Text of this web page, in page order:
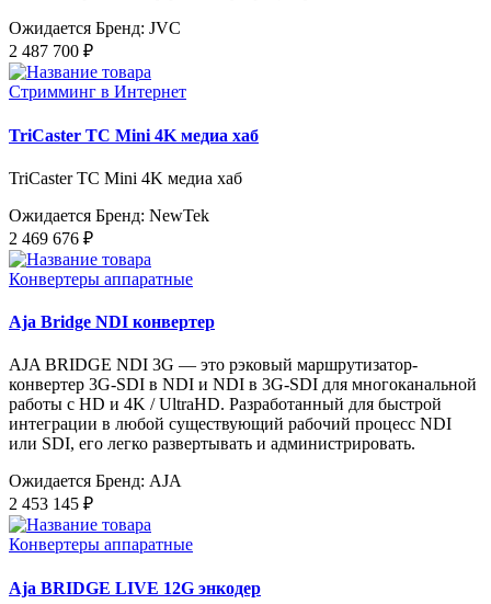
Ожидается Бренд: JVC
2 487 700 ₽
Стримминг в Интернет
TriCaster TC Mini 4K медиа хаб
TriCaster TC Mini 4K медиа хаб
Ожидается Бренд: NewTek
2 469 676 ₽
Конвертеры аппаратные
Aja Bridge NDI конвертер
AJA BRIDGE NDI 3G — это рэковый маршрутизатор-
конвертер 3G-SDI в NDI и NDI в 3G-SDI для многоканальной
работы с HD и 4K / UltraHD. Разработанный для быстрой
интеграции в любой существующий рабочий процесс NDI
или SDI, его легко развертывать и администрировать.
Ожидается Бренд: AJA
2 453 145 ₽
Конвертеры аппаратные
Aja BRIDGE LIVE 12G энкодер